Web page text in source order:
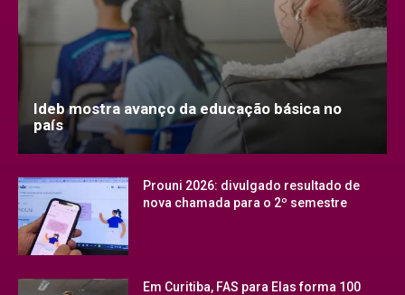
Ideb mostra avanço da educação básica no
país
Prouni 2026: divulgado resultado de
nova chamada para o 2º semestre
Em Curitiba, FAS para Elas forma 100